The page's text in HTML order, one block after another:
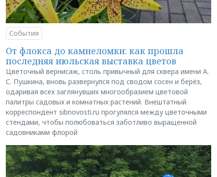
События
От флокса до камнеломки: как прошла
последняя июльская выставка цветов
Цветочный вернисаж, столь привычный для сквера имени А.
С. Пушкина, вновь развернулся под сводом сосен и берёз,
одаривая всех заглянувших многообразием цветовой
палитры садовых и комнатных растений. Внештатный
корреспондент sibnovosti.ru прогулялся между цветочными
стендами, чтобы полюбоваться заботливо выращенной
садовниками флорой